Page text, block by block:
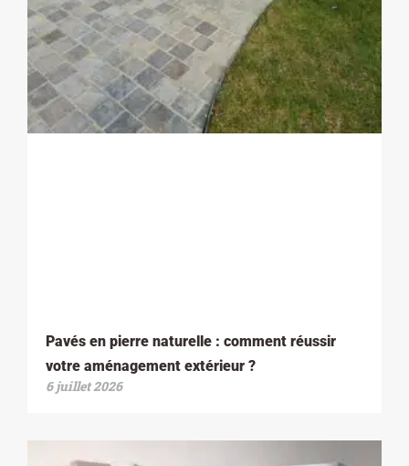
Pavés en pierre naturelle : comment réussir
votre aménagement extérieur ?
6 juillet 2026